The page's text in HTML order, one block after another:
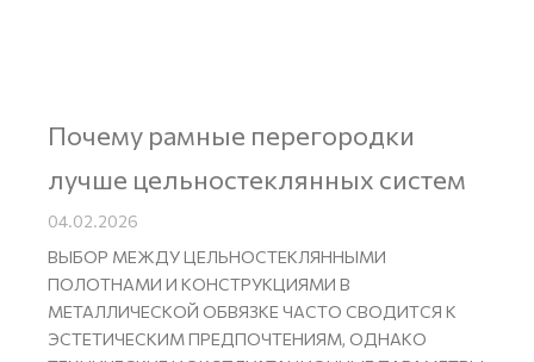
Почему рамные перегородки
лучше цельностеклянных систем
04.02.2026
ВЫБОР МЕЖДУ ЦЕЛЬНОСТЕКЛЯННЫМИ
ПОЛОТНАМИ И КОНСТРУКЦИЯМИ В
МЕТАЛЛИЧЕСКОЙ ОБВЯЗКЕ ЧАСТО СВОДИТСЯ К
ЭСТЕТИЧЕСКИМ ПРЕДПОЧТЕНИЯМ, ОДНАКО